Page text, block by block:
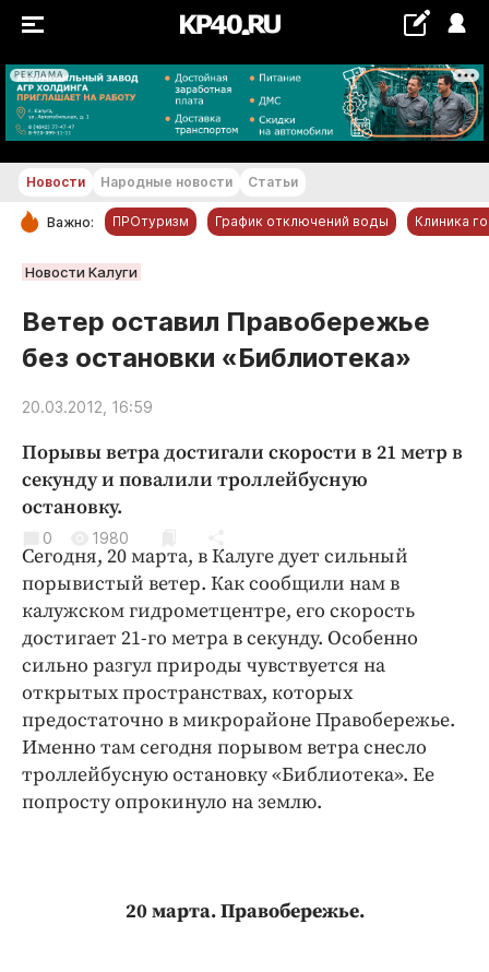
РЕКЛАМА
+22...+23 °С
РУБРИКИ
Новости компаний
Статьи
Народные новости
Благоустройство
Криминал
Культура
Недвижимость и ЖКХ
Образование
Общество
Погода
Праздники
Происшествия
Спорт
Экономика и бизнес
Издания
Новости Народные новости Статьи
Важно: ПРОтуризм График отключений воды Клиника
Новости Калуги
Ветер оставил Правобережье
без остановки «Библиотека»
20.03.2012, 16:59
Порывы ветра достигали скорости в 21 метр в
секунду и повалили троллейбусную
остановку.
0 1980
Сегодня, 20 марта, в Калуге дует сильный
порывистый ветер. Как сообщили нам в
калужском гидрометцентре, его скорость
достигает 21-го метра в секунду. Особенно
сильно разгул природы чувствуется на
открытых пространствах, которых
предостаточно в микрорайоне Правобережье.
Именно там сегодня порывом ветра снесло
троллейбусную остановку «Библиотека». Ее
попросту опрокинуло на землю.
20 марта. Правобережье.